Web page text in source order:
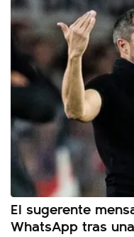
El sugerente
WhatsApp tras